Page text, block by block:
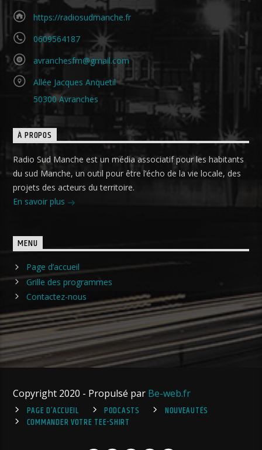
https://radiosudmanche.fr
0609564187
avranchesfm@gmail.com
Allée Jacques Anquetil
50300 Avranches
À PROPOS
Radio Sud Manche est un média associatif pour les habitants
du sud Manche, un outil pour être l’écho de la vie locale, des
projets des acteurs du territoire.
En savoir plus
MENU
Page d’accueil
Grille des programmes
Contactez-nous
Copyright 2020 - Propulsé par Be-web.fr
PAGE D’ACCUEIL
PODCASTS
NOUVEAUTÉS
COMMANDER VOTRE TEE-SHIRT